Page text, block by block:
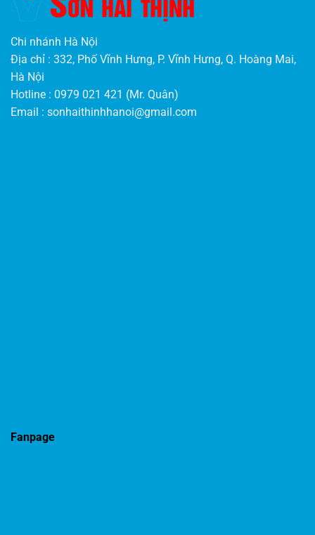
Chi nhánh Hà Nội
Địa chỉ : 332, Phố Vĩnh Hưng, P. Vĩnh Hưng, Q. Hoàng Mai,
Hà Nội
Hotline : 0979 021 421 (Mr. Quân)
Email : sonhaithinhhanoi@gmail.com
Fanpage